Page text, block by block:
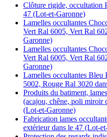
Clôture rigide, occultation
47 (Lot-et-Garonne)
Lamelles occultantes
Vert Ral 6005, Vert Ral
Garonne)
Lamelles occultantes
Vert Ral 6005, Vert Ral
Garonne)
Lamelles occultantes
5002, Rouge Ral 3020
Produits du batiment,
(acajou, chêne, poli miroir
(Lot-et-Garonne)
Fabrication lames
extérieur dans le 47 (Lot-